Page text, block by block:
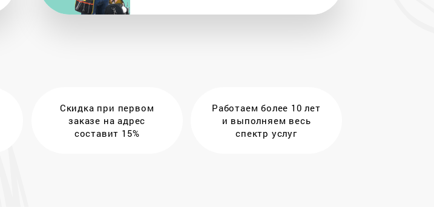
Скидка при первом
заказе на адрес
составит 15%
Работаем более 10 лет
и выполняем весь
спектр услуг